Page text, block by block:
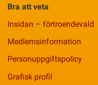
Bra att veta
Insidan – förtroendevald
Medlemsinformation
Personuppgiftspolicy
Grafisk profil